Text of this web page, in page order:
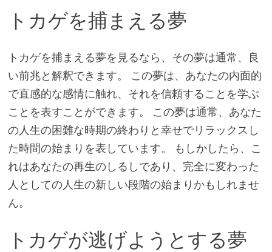
トカゲを捕まえる夢
トカゲを捕まえる夢を見るなら、その夢は通常、良
い前兆と解釈できます。 この夢は、あなたの内面的
で直感的な感情に触れ、それを信頼することを学ぶ
ことを表すことができます。 この夢は通常、あなた
の人生の困難な時期の終わりと幸せでリラックスし
た時間の始まりを表しています。 もしかしたら、こ
れはあなたの再生のしるしであり、完全に変わった
人としての人生の新しい段階の始まりかもしれませ
ん。
トカゲが逃げようとする夢